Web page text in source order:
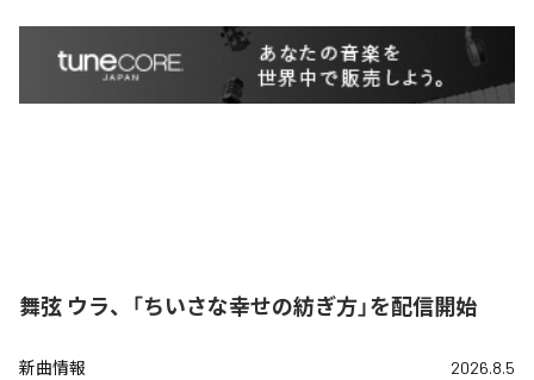
舞弦 ウラ、「ちいさな幸せの紡ぎ方」を配信開始
新曲情報 2026.8.5